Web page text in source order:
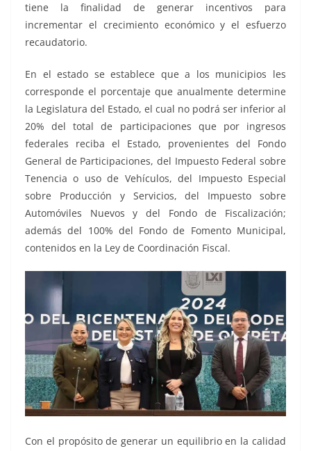
tiene la finalidad de generar incentivos para
incrementar el crecimiento económico y el esfuerzo
recaudatorio.
En el estado se establece que a los municipios les
corresponde el porcentaje que anualmente determine
la Legislatura del Estado, el cual no podrá ser inferior al
20% del total de participaciones que por ingresos
federales reciba el Estado, provenientes del Fondo
General de Participaciones, del Impuesto Federal sobre
Tenencia o uso de Vehículos, del Impuesto Especial
sobre Producción y Servicios, del Impuesto sobre
Automóviles Nuevos y del Fondo de Fiscalización;
además del 100% del Fondo de Fomento Municipal,
contenidos en la Ley de Coordinación Fiscal.
Con el propósito de generar un equilibrio en la calidad